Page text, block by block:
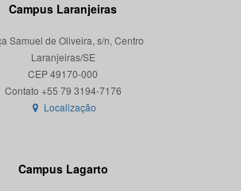
Campus Laranjeiras
Samuel de Oliveira, s/n, Centro
Laranjeiras/SE
CEP 49170-000
Localização
Campus Lagarto